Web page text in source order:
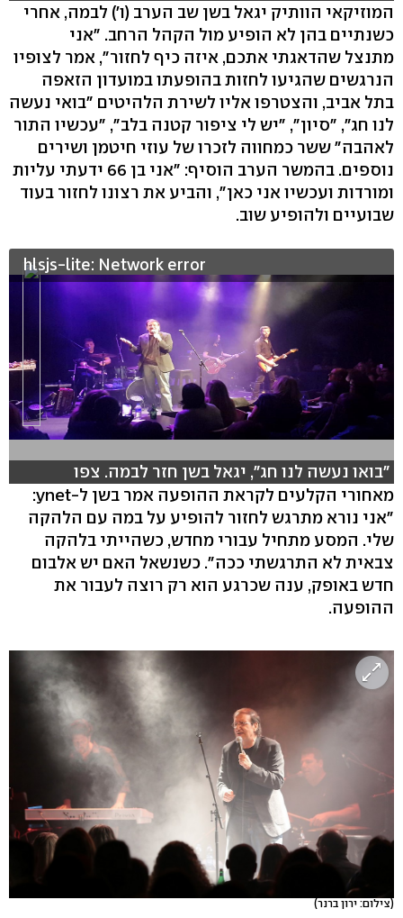
המוזיקאי הוותיק יגאל בשן שב הערב (ו') לבמה, אחרי
כשנתיים בהן לא הופיע מול הקהל הרחב. "אני
מתנצל שהדאגתי אתכם, איזה כיף לחזור", אמר לצופיו
הנרגשים שהגיעו לחזות בהופעתו במועדון הזאפה
בתל אביב, והצטרפו אליו לשירת הלהיטים "בואי נעשה
לנו חג", "סיון", "יש לי ציפור קטנה בלב", "עכשיו התור
לאהבה" ששר כמחווה לזכרו של עוזי חיטמן ושירים
נוספים. בהמשר הערב הוסיף: "אני בן 66 ידעתי עליות
ומורדות ועכשיו אני כאן", והביע את רצונו לחזור בעוד
שבועיים ולהופיע שוב.
hlsjs-lite: Network error
"בואו נעשה לנו חג", יגאל בשן חזר לבמה. צפו
מאחורי הקלעים לקראת ההופעה אמר בשן ל-ynet:
"אני נורא מתרגש לחזור להופיע על במה עם הלהקה
שלי. המסע מתחיל עבורי מחדש, כשהייתי בלהקה
צבאית לא התרגשתי ככה". כשנשאל האם יש אלבום
חדש באופק, ענה שכרגע הוא רק רוצה לעבור את
ההופעה.
(צילום: ירון ברנר)